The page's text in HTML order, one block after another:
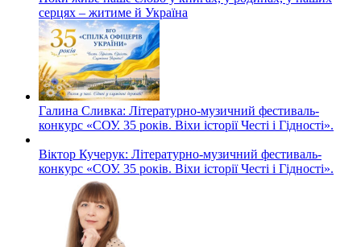
серцях – житиме й Україна
Галина Сливка: Літературно-музичний фестиваль-
конкурс «СОУ. 35 років. Віхи історії Честі і Гідності».
Віктор Кучерук: Літературно-музичний фестиваль-
конкурс «СОУ. 35 років. Віхи історії Честі і Гідності».